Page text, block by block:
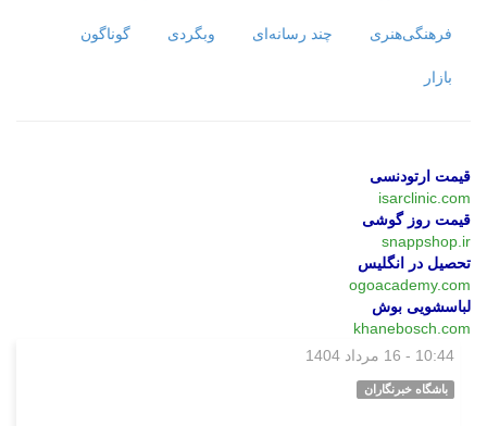
فرهنگی‌هنری چند رسانه‌ای وبگردی گوناگون
بازار
قیمت ارتودنسی
isarclinic.com
قیمت روز گوشی
snappshop.ir
تحصیل در انگلیس
ogoacademy.com
لباسشویی بوش
khanebosch.com
10:44 - 16 مرداد 1404
باشگاه خبرنگاران